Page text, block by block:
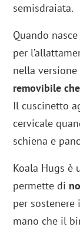
semisdraiata.
Quando
per
nella
removibile
Il cuscinetto
cervicale
schiena e
Koala Hugs è
permette di
per
mano che il